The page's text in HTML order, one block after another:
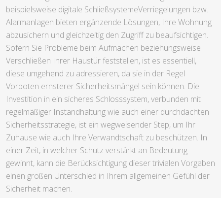
beispielsweise digitale SchließsystemeVerriegelungen bzw.
Alarmanlagen bieten ergänzende Lösungen, Ihre Wohnung
abzusichern und gleichzeitig den Zugriff zu beaufsichtigen.
Sofern Sie Probleme beim Aufmachen beziehungsweise
Verschließen Ihrer Haustür feststellen, ist es essentiell,
diese umgehend zu adressieren, da sie in der Regel
Vorboten ernsterer Sicherheitsmängel sein können. Die
Investition in ein sicheres Schlosssystem, verbunden mit
regelmäßiger Instandhaltung wie auch einer durchdachten
Sicherheitsstrategie, ist ein wegweisender Step, um Ihr
Zuhause wie auch Ihre Verwandtschaft zu beschützen. In
einer Zeit, in welcher Schutz verstärkt an Bedeutung
gewinnt, kann die Berücksichtigung dieser trivialen Vorgaben
einen großen Unterschied in Ihrem allgemeinen Gefühl der
Sicherheit machen.